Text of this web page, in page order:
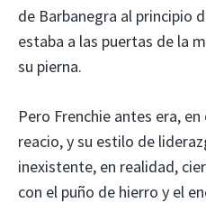
de Barbanegra al principio
estaba a las puertas de la
su pierna.
Pero Frenchie antes era,
reacio, y su estilo de
inexistente, en realidad,
con el puño de hierro y el